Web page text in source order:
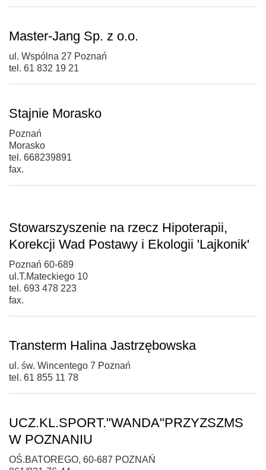
Master-Jang Sp. z o.o.
ul. Wspólna 27 Poznań
tel. 61 832 19 21
Stajnie Morasko
Poznań
Morasko
tel. 668239891
fax.
Stowarszyszenie na rzecz Hipoterapii,
Korekcji Wad Postawy i Ekologii 'Lajkonik'
Poznań 60-689
ul.T.Mateckiego 10
tel. 693 478 223
fax.
Transterm Halina Jastrzębowska
ul. św. Wincentego 7 Poznań
tel. 61 855 11 78
UCZ.KL.SPORT."WANDA"PRZYZSZMS
W POZNANIU
OŚ.BATOREGO, 60-687 POZNAŃ